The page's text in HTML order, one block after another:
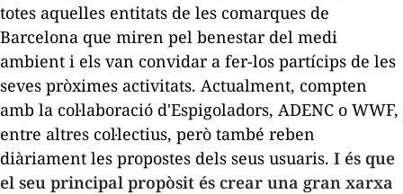
totes aquelles entitats de les comarques de
Barcelona que miren pel benestar del medi
ambient i els van convidar a fer-los partícips de les
seves pròximes activitats. Actualment, compten
amb la col·laboració d'Espigoladors, ADENC o WWF,
entre altres col·lectius, però també reben
diàriament les propostes dels seus usuaris. I és que
el seu principal propòsit és crear una gran xarxa